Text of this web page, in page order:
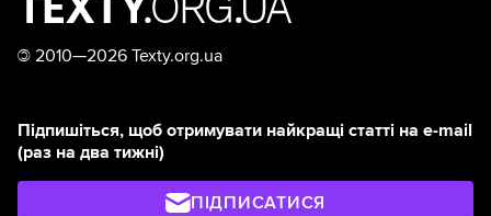
© 2010—2026 Texty.org.ua
Підпишіться, щоб отримувати найкращі статті на e-mail
(раз на два тижні)
ПІДПИСАТИСЯ